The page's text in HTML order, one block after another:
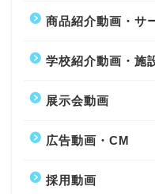
商品紹介動画・サ
学校紹介動画・施
展示会動画
広告動画・CM
採用動画